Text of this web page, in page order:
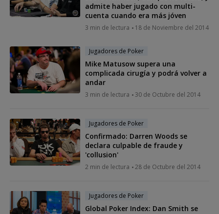
admite haber jugado con multi-
cuenta cuando era más jóven
3 min de lectura 18 de Noviembre del 2014
Jugadores de Poker
Mike Matusow supera una
complicada cirugía y podrá volver a
andar
3 min de lectura 30 de Octubre del 2014
Jugadores de Poker
Confirmado: Darren Woods se
declara culpable de fraude y
'collusion'
2 min de lectura 28 de Octubre del 2014
Jugadores de Poker
Global Poker Index: Dan Smith se